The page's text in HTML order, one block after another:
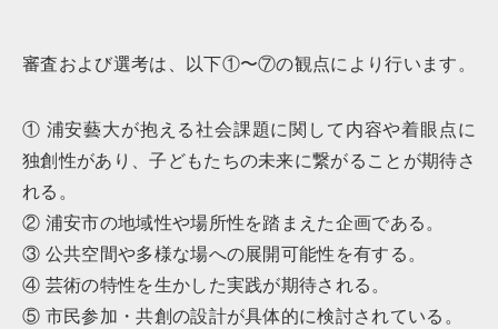
審査および選考は、以下①〜⑦の観点により行います。
① 浦安藝大が抱える社会課題に関して内容や着眼点に
独創性があり、子どもたちの未来に繋がることが期待さ
れる。
② 浦安市の地域性や場所性を踏まえた企画である。
③ 公共空間や多様な場への展開可能性を有する。
④ 芸術の特性を生かした実践が期待される。
⑤ 市民参加・共創の設計が具体的に検討されている。